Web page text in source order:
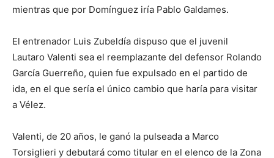
mientras que por Domínguez iría Pablo Galdames.
El entrenador Luis Zubeldía dispuso que el juvenil
Lautaro Valenti sea el reemplazante del defensor Rolando
García Guerreño, quien fue expulsado en el partido de
ida, en el que sería el único cambio que haría para visitar
a Vélez.
Valenti, de 20 años, le ganó la pulseada a Marco
Torsiglieri y debutará como titular en el elenco de la Zona